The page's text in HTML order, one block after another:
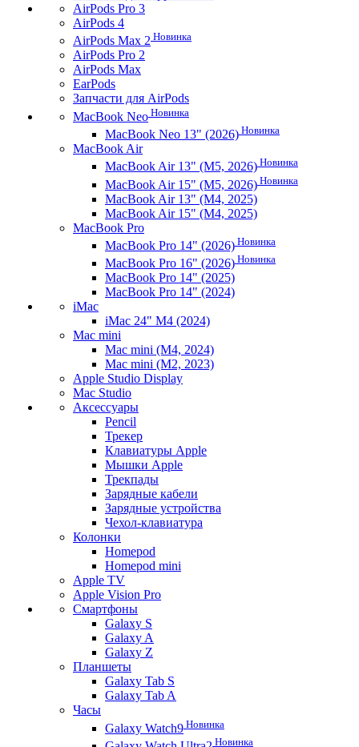
AirPods Pro 3
AirPods 4
AirPods Max 2 Новинка
AirPods Pro 2
AirPods Max
EarPods
Запчасти для AirPods
MacBook Neo Новинка
MacBook Neo 13" (2026) Новинка
MacBook Air
MacBook Air 13" (M5, 2026) Новинка
MacBook Air 15" (M5, 2026) Новинка
MacBook Air 13" (M4, 2025)
MacBook Air 15" (M4, 2025)
MacBook Pro
MacBook Pro 14" (2026) Новинка
MacBook Pro 16" (2026) Новинка
MacBook Pro 14" (2025)
MacBook Pro 14" (2024)
iMac
iMac 24" M4 (2024)
Mac mini
Mac mini (M4, 2024)
Mac mini (M2, 2023)
Apple Studio Display
Mac Studio
Аксессуары
Pencil
Трекер
Клавиатуры Apple
Мышки Apple
Трекпады
Зарядные кабели
Зарядные устройства
Чехол-клавиатура
Колонки
Homepod
Homepod mini
Apple TV
Apple Vision Pro
Смартфоны
Galaxy S
Galaxy A
Galaxy Z
Планшеты
Galaxy Tab S
Galaxy Tab A
Часы
Galaxy Watch9 Новинка
Новинка